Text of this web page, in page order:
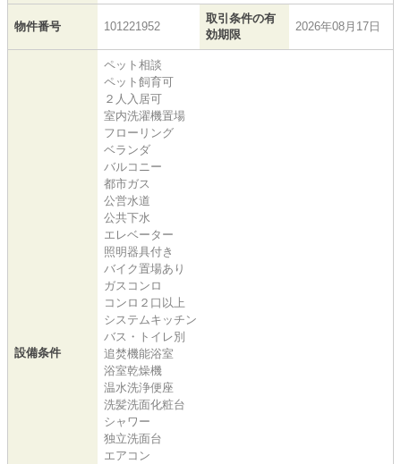
物件番号 101221952
取引条件の有
効期限
2026年08月17日
設備条件
ペット相談
ペット飼育可
２人入居可
室内洗濯機置場
フローリング
ベランダ
バルコニー
都市ガス
公営水道
公共下水
エレベーター
照明器具付き
バイク置場あり
ガスコンロ
コンロ２口以上
システムキッチン
バス・トイレ別
追焚機能浴室
浴室乾燥機
温水洗浄便座
洗髪洗面化粧台
シャワー
独立洗面台
エアコン